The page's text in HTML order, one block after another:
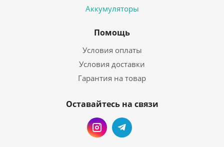
Аккумуляторы
Помощь
Условия оплаты
Условия доставки
Гарантия на товар
Оставайтесь на связи